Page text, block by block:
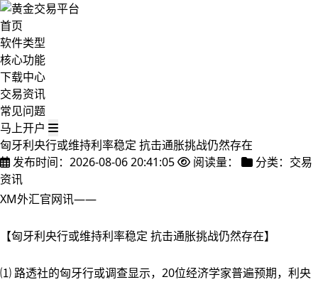
首页
软件类型
核心功能
下载中心
交易资讯
常见问题
马上开户
匈牙利央行或维持利率稳定 抗击通胀挑战仍然存在
发布时间：2026-08-06 20:41:05
阅读量：
分类：交易
资讯
XM外汇官网讯——
【匈牙利央行或维持利率稳定 抗击通胀挑战仍然存在】
⑴ 路透社的匈牙行或调查显示，20位经济学家普遍预期，利央